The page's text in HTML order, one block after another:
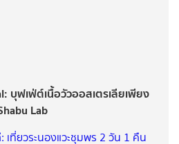
บุฟเฟ่ต์เนื้อวัวออสเตรเลียเพียง
Lab